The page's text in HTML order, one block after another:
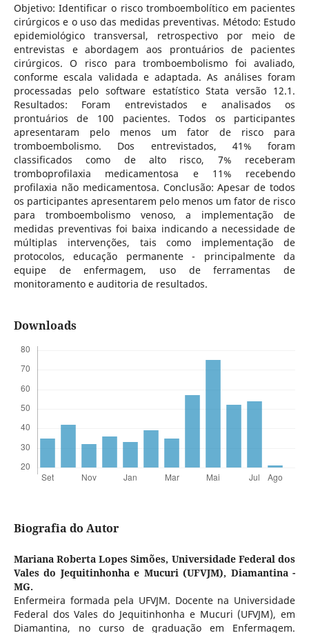
Objetivo: Identificar o risco tromboembolítico em pacientes
cirúrgicos e o uso das medidas preventivas. Método: Estudo
epidemiológico transversal, retrospectivo por meio de
entrevistas e abordagem aos prontuários de pacientes
cirúrgicos. O risco para tromboembolismo foi avaliado,
conforme escala validada e adaptada. As análises foram
processadas pelo software estatístico Stata versão 12.1.
Resultados: Foram entrevistados e analisados os
prontuários de 100 pacientes. Todos os participantes
apresentaram pelo menos um fator de risco para
tromboembolismo. Dos entrevistados, 41% foram
classificados como de alto risco, 7% receberam
tromboprofilaxia medicamentosa e 11% recebendo
profilaxia não medicamentosa. Conclusão: Apesar de todos
os participantes apresentarem pelo menos um fator de risco
para tromboembolismo venoso, a implementação de
medidas preventivas foi baixa indicando a necessidade de
múltiplas intervenções, tais como implementação de
protocolos, educação permanente - principalmente da
equipe de enfermagem, uso de ferramentas de
monitoramento e auditoria de resultados.
Downloads
Biografia do Autor
Mariana Roberta Lopes Simões, Universidade Federal dos
Vales do Jequitinhonha e Mucuri (UFVJM), Diamantina -
MG.
Enfermeira formada pela UFVJM. Docente na Universidade
Federal dos Vales do Jequitinhonha e Mucuri (UFVJM), em
Diamantina, no curso de graduação em Enfermagem.